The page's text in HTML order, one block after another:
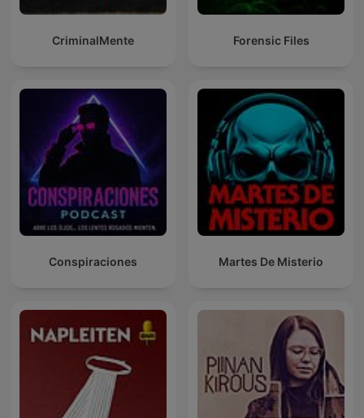
CriminalMente Forensic Files
Conspiraciones Martes De Misterio